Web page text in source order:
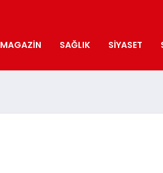
MAGAZIN SAĞLIK SIYASET